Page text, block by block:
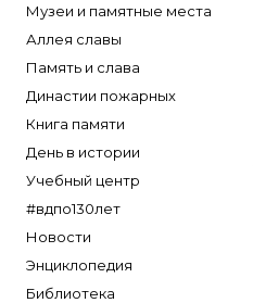
Музеи и памятные места
Аллея славы
Память и слава
Династии пожарных
Книга памяти
День в истории
Учебный центр
#вдпо130лет
Новости
Энциклопедия
Библиотека